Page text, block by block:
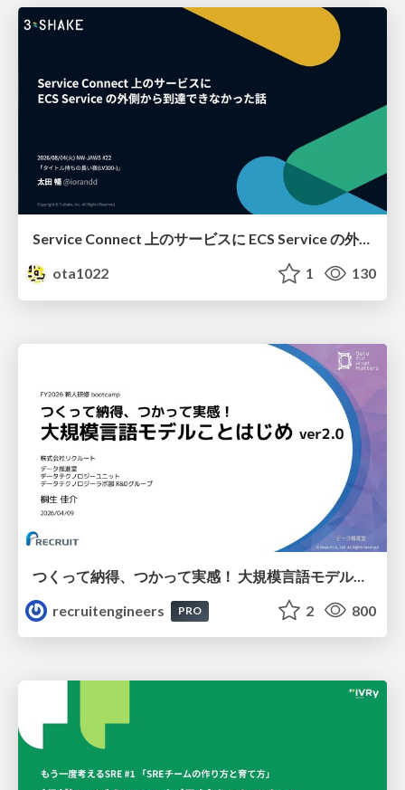
Service Connect 上のサービスに ECS Service の外側から到達できなかった話
ota1022
1 130
つくって納得、つかって実感！ 大規模言語モデルことはじめ ver2.0
recruitengineers
PRO 2 800